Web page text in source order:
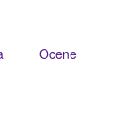
Ocene